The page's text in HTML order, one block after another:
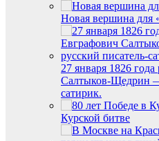
Новая вершина для
27 января 1826
Салтыков-Щедрин
сатирик.
Курской битве